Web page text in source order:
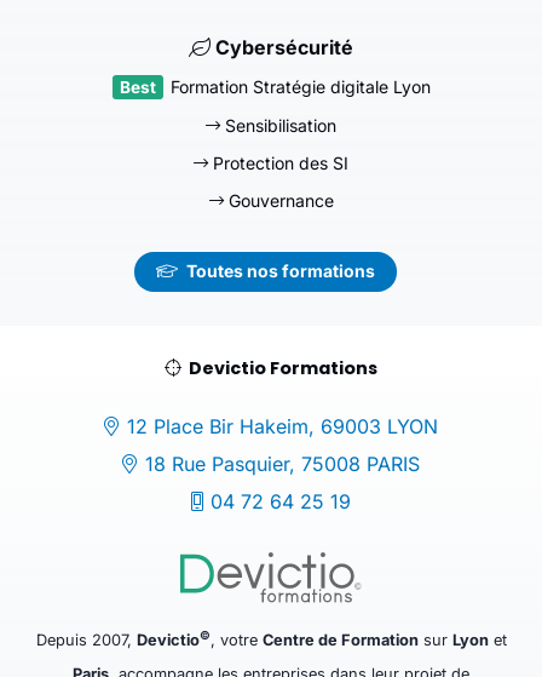
Cybersécurité
Formation Stratégie digitale Lyon
Sensibilisation
Protection des SI
Gouvernance
Toutes nos formations
Devictio Formations
12 Place Bir Hakeim, 69003 LYON
18 Rue Pasquier, 75008 PARIS
04 72 64 25 19
Depuis 2007, Devictio©, votre Centre de Formationsur Lyonet